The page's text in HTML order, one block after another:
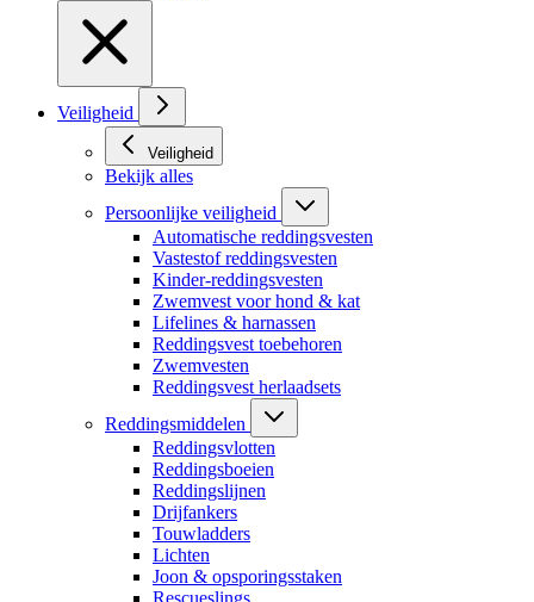
Veiligheid
Veiligheid
Bekijk alles
Persoonlijke veiligheid
Automatische reddingsvesten
Vastestof reddingsvesten
Kinder-reddingsvesten
Zwemvest voor hond & kat
Lifelines & harnassen
Reddingsvest toebehoren
Zwemvesten
Reddingsvest herlaadsets
Reddingsmiddelen
Reddingsvlotten
Reddingsboeien
Reddingslijnen
Drijfankers
Touwladders
Lichten
Joon & opsporingsstaken
Rescueslings